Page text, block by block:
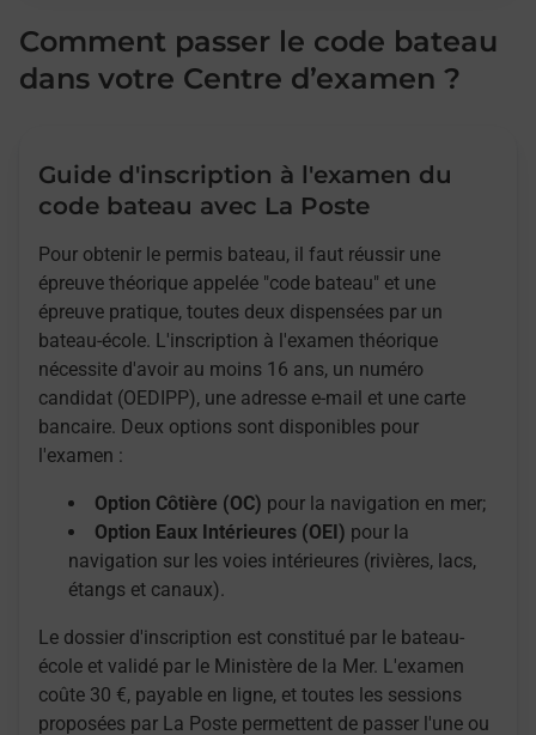
Comment passer le code bateau
dans votre Centre d’examen ?
Guide d'inscription à l'examen du
code bateau avec La Poste
Pour obtenir le permis bateau, il faut réussir une
épreuve théorique appelée "code bateau" et une
épreuve pratique, toutes deux dispensées par un
bateau-école. L'inscription à l'examen théorique
nécessite d'avoir au moins 16 ans, un numéro
candidat (OEDIPP), une adresse e-mail et une carte
bancaire. Deux options sont disponibles pour
l'examen :
Option Côtière (OC) pour la navigation en mer;
Option Eaux Intérieures (OEI) pour la
navigation sur les voies intérieures (rivières, lacs,
étangs et canaux).
Le dossier d'inscription est constitué par le bateau-
école et validé par le Ministère de la Mer. L'examen
coûte 30 €, payable en ligne, et toutes les sessions
proposées par La Poste permettent de passer l'une ou